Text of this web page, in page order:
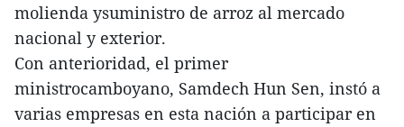
molienda ysuministro de arroz al mercado
nacional y exterior.
Con anterioridad, el primer
ministrocamboyano, Samdech Hun Sen, instó a
varias empresas en esta nación a participar en